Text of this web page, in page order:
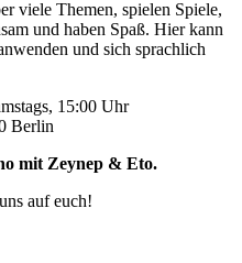
viele Themen, spielen Spiele,
und haben Spaß. Hier kann
und sich sprachlich
15:00 Uhr
Berlin
mit Zeynep & Eto.
auf euch!